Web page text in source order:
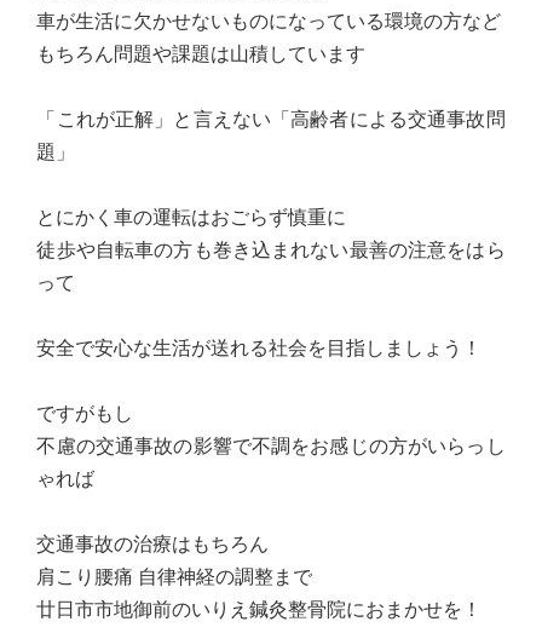
車が生活に欠かせないものになっている環境の方など
もちろん問題や課題は山積しています
「これが正解」と言えない「高齢者による交通事故問
題」
とにかく車の運転はおごらず慎重に
徒歩や自転車の方も巻き込まれない最善の注意をはら
って
安全で安心な生活が送れる社会を目指しましょう！
ですがもし
不慮の交通事故の影響で不調をお感じの方がいらっし
ゃれば
交通事故の治療はもちろん
肩こり腰痛 自律神経の調整まで
廿日市市地御前のいりえ鍼灸整骨院におまかせを！